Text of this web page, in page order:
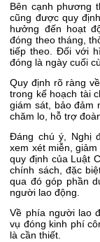
Bên cạnh phương
cũng được quy
hưởng đến hoạt
đóng theo tháng,
tiếp theo. Đối với
đóng là ngày cuối
Quy định rõ ràng
trong kế hoạch tài
giám sát, bảo đảm
chăm lo, hỗ trợ
Đáng chú ý, Nghị
xem xét miễn,
quy định của Luật
chính sách, đặc
qua đó góp phần
người lao động.
Về phía người lao
vụ đóng kinh phí
là cần thiết.